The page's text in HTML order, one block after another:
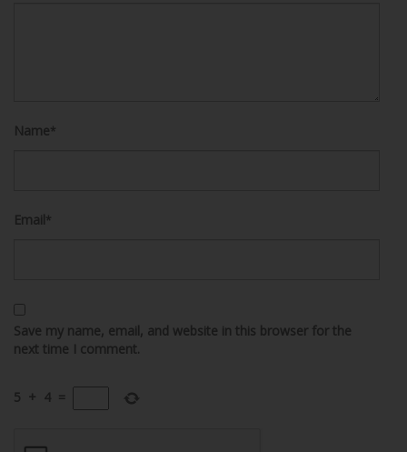
Name*
Email *
Save my name, email, and website in this browser for the
next time I comment.
5 + 4 =